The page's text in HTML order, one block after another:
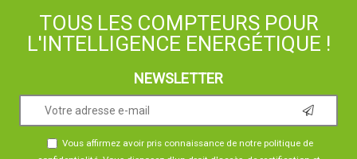
TOUS LES COMPTEURS POUR
L'INTELLIGENCE ENERGÉTIQUE !
NEWSLETTER
Vous affirmez avoir pris connaissance de notre politique de